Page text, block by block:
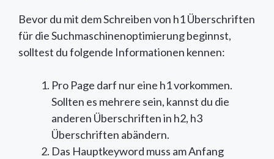
Bevor du mit dem Schreiben von h1 Überschriften
für die Suchmaschinenoptimierung beginnst,
solltest du folgende Informationen kennen:
Pro Page darf nur eine h1 vorkommen.
Sollten es mehrere sein, kannst du die
anderen Überschriften in h2, h3
Überschriften abändern.
Das Hauptkeyword muss am Anfang